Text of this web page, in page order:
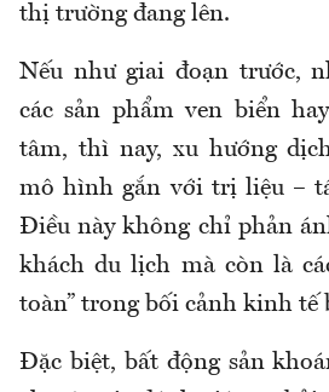
thị trường đang lên.
Nếu như giai đoạn trước,
các sản phẩm ven biển
tâm, thì nay, xu hướng
mô hình gắn với trị liệu –
Điều này không chỉ phản
khách du lịch mà còn là
toàn” trong bối cảnh kinh tế
Đặc biệt, bất động sản